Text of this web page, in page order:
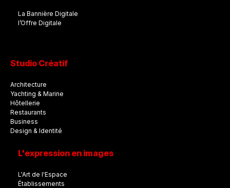
La Bannière Digitale
l’Offre Digitale
Studio Créatif
Architecture
Yachting & Marine
Hôtellerie
Restaurants
Business
Design & Identité
L'expression en images
L'Art de l'Espace
Établissements